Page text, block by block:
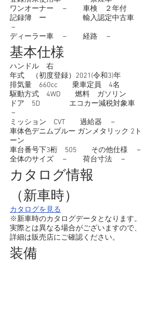
ワンオーナー － 車検 ２年付
記録簿 ー 輸入認定中古車
－
ディーラー車 － 経路 －
基本仕様
ハンドル 右
年式 （初度登録）2021(令和3)年
排気量 660cc 乗車定員 4名
駆動方式 4WD 燃料 ガソリン
ドア 5D エコカー減税対象車
－
ミッション CVT 過給器 －
車体色デニムブルー ガンメタリック 2ト
ーン
車台番号下3桁 505 その他仕様 －
全体のサイズ － 荷台寸法 －
カタログ情報
（新車時）
カタログを見る
※新車時のカタログデータとなります。
実際とは異なる場合がございますので、
詳細は販売店にご確認ください。
装備